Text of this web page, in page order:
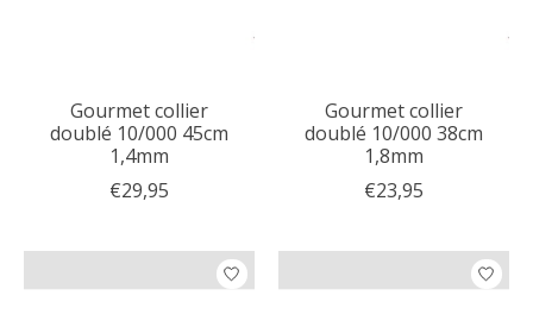
Gourmet collier
doublé 10/000 45cm
1,4mm
€29,95
Gourmet collier
doublé 10/000 38cm
1,8mm
€23,95